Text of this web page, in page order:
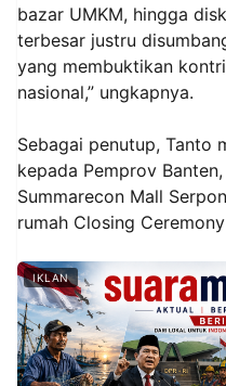
bazar UMKM, hingga
terbesar justru
yang membuktikan
nasional,” ungkapnya.
Sebagai penutup, Tanto
kepada Pemprov
Summarecon Mall
rumah Closing
IKLAN